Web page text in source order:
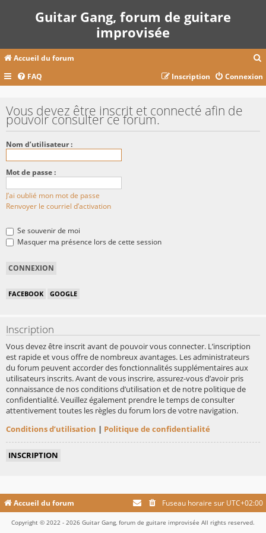
Guitar Gang, forum de guitare
improvisée
Accueil du forum
c
FAQ Connexion
Inscription
Vous devez être inscrit et connecté afin de
pouvoir consulter ce forum.
Nom d’utilisateur :
Mot de passe :
J’ai oublié mon mot de passe
Renvoyer le courriel d’activation
Se souvenir de moi
Masquer ma présence lors de cette session
FACEBOOK GOOGLE
Inscription
Vous devez être inscrit avant de pouvoir vous connecter. L’inscription
est rapide et vous offre de nombreux avantages. Les administrateurs
du forum peuvent accorder des fonctionnalités supplémentaires aux
utilisateurs inscrits. Avant de vous inscrire, assurez-vous d’avoir pris
connaissance de nos conditions d’utilisation et de notre politique de
confidentialité. Veuillez également prendre le temps de consulter
attentivement toutes les règles du forum lors de votre navigation.
Conditions d’utilisation | Politique de confidentialité
INSCRIPTION
Accueil du forum Fuseau horaire sur UTC+02:00
Copyright © 2022 - 2026 Guitar Gang, forum de guitare improvisée All rights reserved.